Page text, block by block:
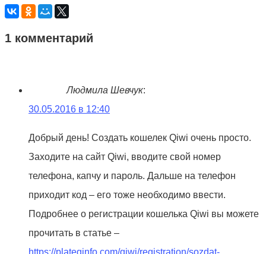
1 комментарий
Людмила Шевчук:
30.05.2016 в 12:40
Добрый день! Создать кошелек Qiwi очень просто.
Заходите на сайт Qiwi, вводите свой номер
телефона, капчу и пароль. Дальше на телефон
приходит код – его тоже необходимо ввести.
Подробнее о регистрации кошелька Qiwi вы можете
прочитать в статье –
https://plateginfo.com/qiwi/registration/sozdat-